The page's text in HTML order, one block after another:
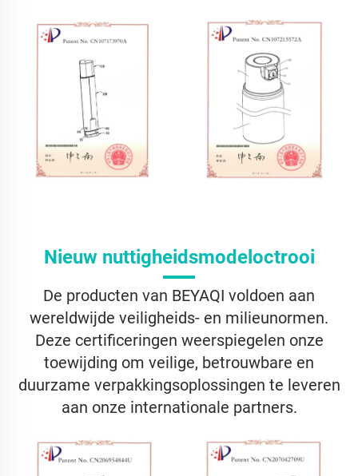
Nieuw nuttigheidsmodeloctrooi
De producten van BEYAQI voldoen aan
wereldwijde veiligheids- en milieunormen.
Deze certificeringen weerspiegelen onze
toewijding om veilige, betrouwbare en
duurzame verpakkingsoplossingen te leveren
aan onze internationale partners.